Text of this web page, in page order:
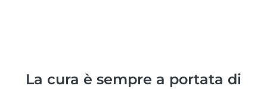
La cura è sempre a portata di